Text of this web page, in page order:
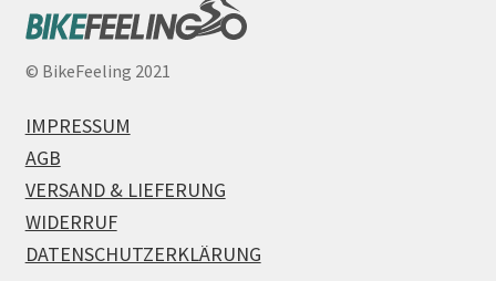
© BikeFeeling 2021
IMPRESSUM
AGB
VERSAND & LIEFERUNG
WIDERRUF
DATENSCHUTZERKLÄRUNG